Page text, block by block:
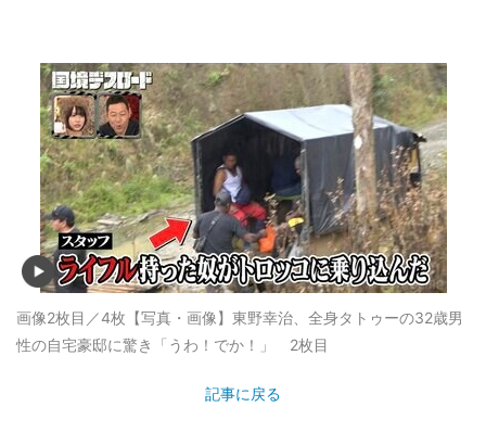
画像2枚目／4枚 【写真・画像】東野幸治、全身タトゥーの32歳男
性の自宅豪邸に驚き「うわ！でか！」 2枚目
記事に戻る